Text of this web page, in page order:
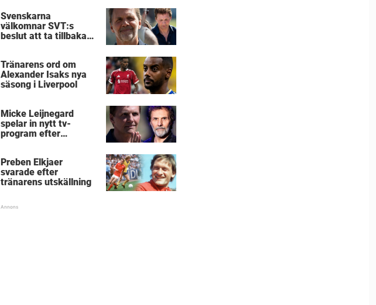
Svenskarna
välkomnar SVT:s
beslut att ta tillbaka
Tränarens ord om
Alexander Isaks nya
säsong i Liverpool
Micke Leijnegard
spelar in nytt tv-
program efter
Preben Elkjaer
svarade efter
tränarens utskällning